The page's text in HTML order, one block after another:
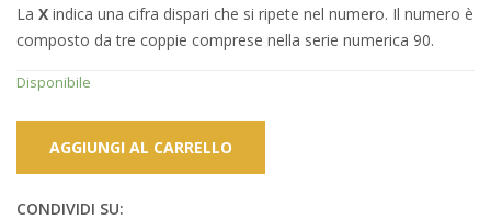
La X indica una cifra dispari che si ripete nel numero. Il numero è
composto da tre coppie comprese nella serie numerica 90.
Disponibile
AGGIUNGI AL CARRELLO
CONDIVIDI SU: